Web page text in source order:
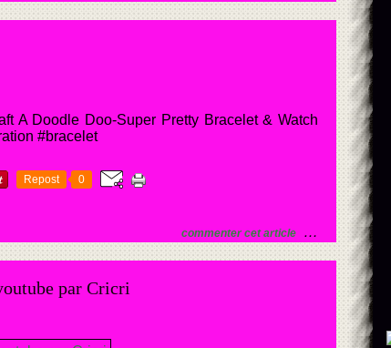
A Doodle Doo-Super Pretty Bracelet & Watch
#bracelet
Repost 0
commenter cet article …
par Cricri